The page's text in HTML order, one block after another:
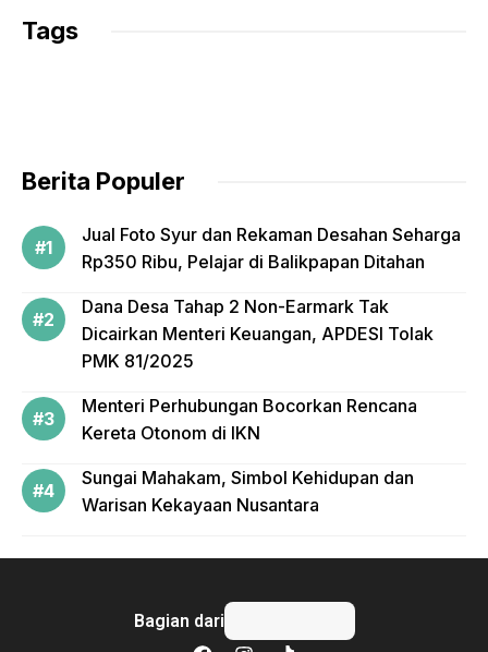
c
e
o
k
Tags
Berita Populer
Jual Foto Syur dan Rekaman Desahan Seharga
Rp350 Ribu, Pelajar di Balikpapan Ditahan
Dana Desa Tahap 2 Non-Earmark Tak
Dicairkan Menteri Keuangan, APDESI Tolak
PMK 81/2025
Menteri Perhubungan Bocorkan Rencana
Kereta Otonom di IKN
Sungai Mahakam, Simbol Kehidupan dan
Warisan Kekayaan Nusantara
Bagian dari